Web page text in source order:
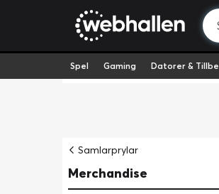
Spel Gaming Datorer &
Samlarprylar
Merchandise